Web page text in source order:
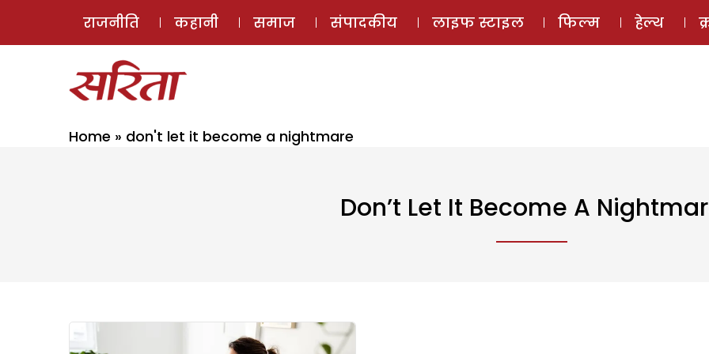
ई-मैगज़ीन
राजनीति कहानी समाज संपादकीय लाइफ स्टाइल फिल्म हेल्थ
Home » don't let it become a nightmare
Don’t Let It Become A